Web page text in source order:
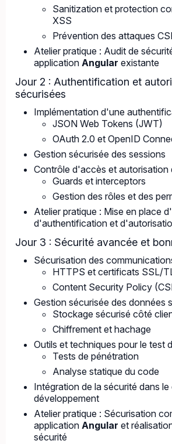
Sanitization et protection
XSS
Prévention des attaques
Atelier pratique : Audit de
application Angular existante
Jour 2 : Authentification et
sécurisées
Implémentation d'une
JSON Web Tokens (JWT)
OAuth 2.0 et OpenID
Gestion sécurisée des sessions
Contrôle d'accès et autorisation
Guards et interceptors
Gestion des rôles et des
Atelier pratique : Mise en place
d'authentification et
Jour 3 : Sécurité avancée et
Sécurisation des
HTTPS et certificats SSL/
Content Security Policy
Gestion sécurisée des données
Stockage sécurisé côté
Chiffrement et hachage
Outils et techniques pour le test
Tests de pénétration
Analyse statique du code
Intégration de la sécurité dans
développement
Atelier pratique : Sécurisation
application Angular et
sécurité